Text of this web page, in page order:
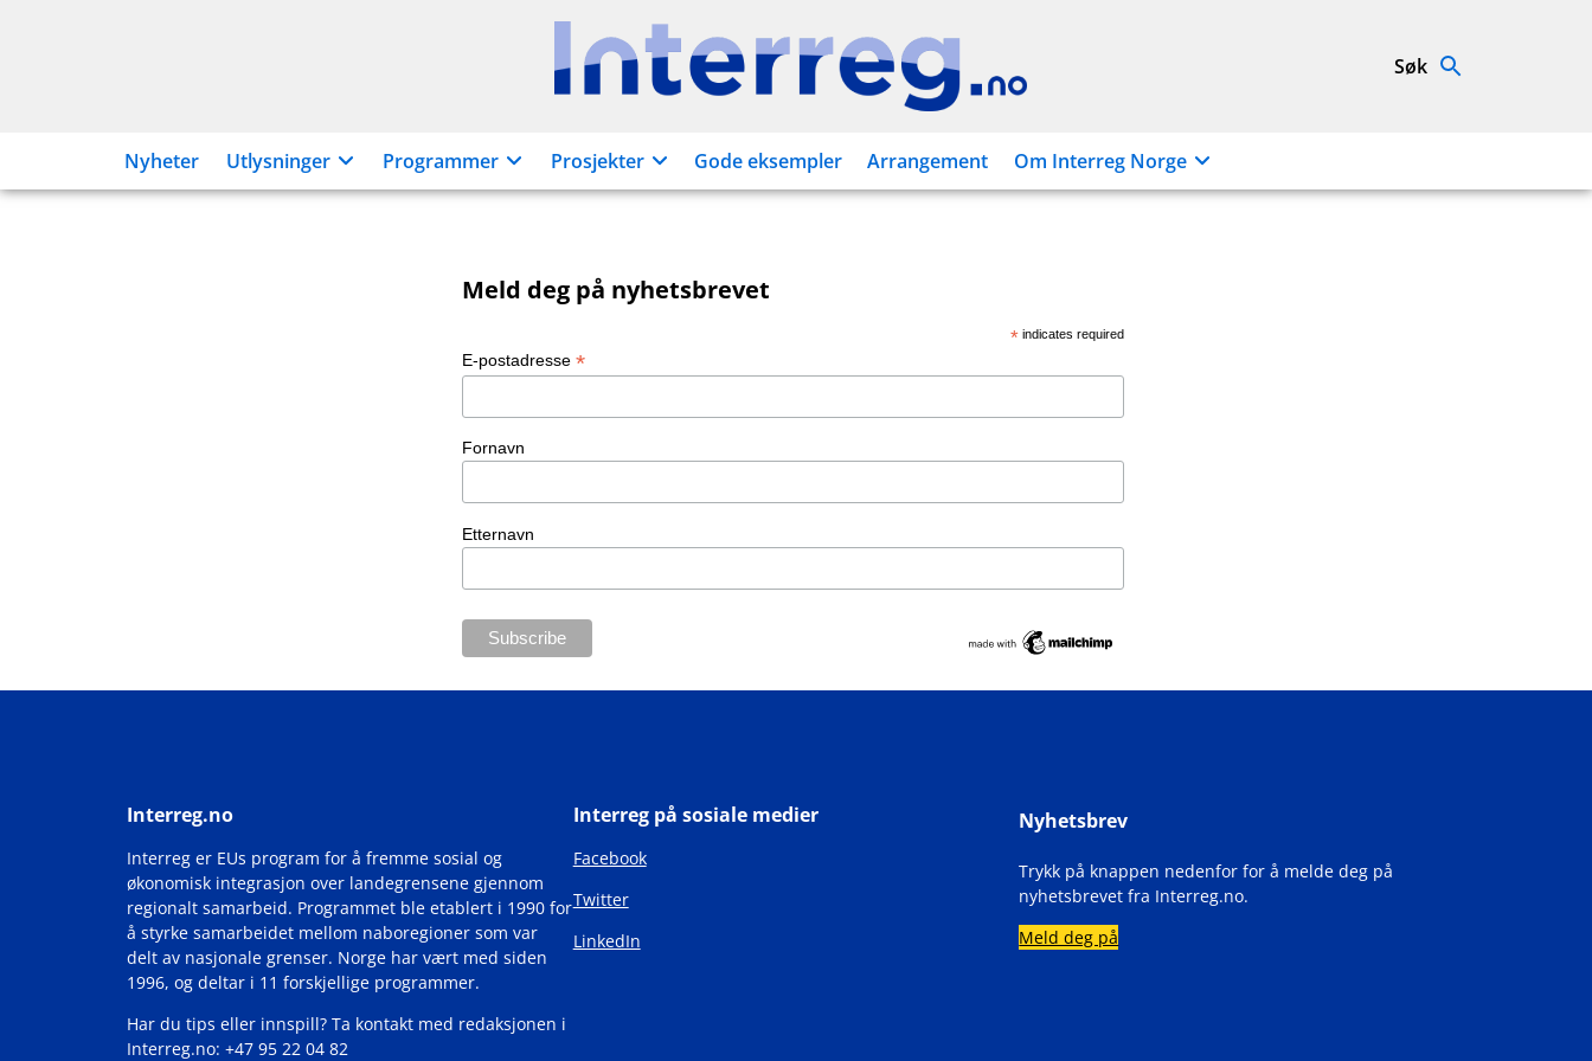
Interreg.no Søk
Nyheter Utlysninger Programmer Prosjekter Gode eksempler Arrangement Om Interreg Norge
Meld deg på nyhetsbrevet
*indicates required
E-postadresse *
Fornavn
Etternavn
Interreg.no
Interreg er EUs program for å fremme sosial og
økonomisk integrasjon over landegrensene gjennom
regionalt samarbeid. Programmet ble etablert i 1990 for
å styrke samarbeidet mellom naboregioner som var
delt av nasjonale grenser. Norge har vært med siden
1996, og deltar i 11 forskjellige programmer.
Har du tips eller innspill? Ta kontakt med redaksjonen i
Interreg.no: +47 95 22 04 82
Interreg på sosiale medier
Facebook
Twitter
LinkedIn
Nyhetsbrev
Trykk på knappen nedenfor for å melde deg på
nyhetsbrevet fra Interreg.no.
Meld deg på